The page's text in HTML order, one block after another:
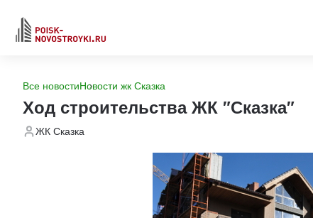
Все новостиНовости жк Сказка
Ход строительства ЖК "Сказка"
ЖК Сказка